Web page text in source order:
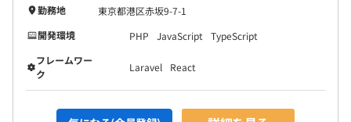
勤務地
東京都港区赤坂9-7-1
開発環境
PHP JavaScript
TypeScript
フレームワー
ク
Laravel React